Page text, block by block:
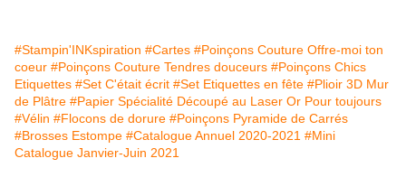
#Stampin'INKspiration #Cartes #Poinçons Couture Offre-moi ton
coeur #Poinçons Couture Tendres douceurs #Poinçons Chics
Etiquettes #Set C'était écrit #Set Etiquettes en fête #Plioir 3D Mur
de Plâtre #Papier Spécialité Découpé au Laser Or Pour toujours
#Vélin #Flocons de dorure #Poinçons Pyramide de Carrés
#Brosses Estompe #Catalogue Annuel 2020-2021 #Mini
Catalogue Janvier-Juin 2021